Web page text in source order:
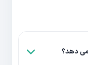
می دهد؟